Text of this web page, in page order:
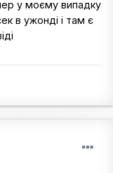
у моєму випадку
в ужонді і там є